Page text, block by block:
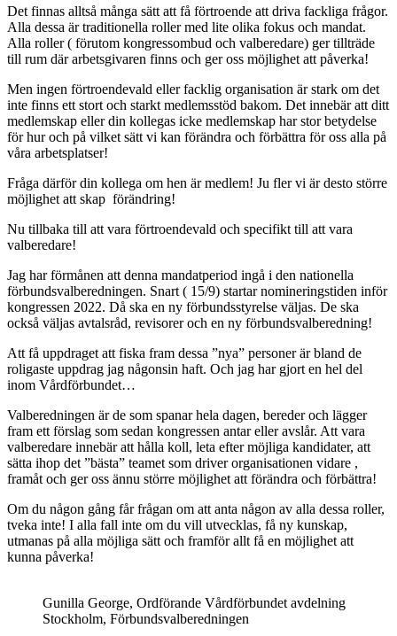
Det finnas alltså många sätt att få förtroende att driva fackliga frågor.
Alla dessa är traditionella roller med lite olika fokus och mandat.
Alla roller ( förutom kongressombud och valberedare) ger tillträde
till rum där arbetsgivaren finns och ger oss möjlighet att påverka!
Men ingen förtroendevald eller facklig organisation är stark om det
inte finns ett stort och starkt medlemsstöd bakom. Det innebär att ditt
medlemskap eller din kollegas icke medlemskap har stor betydelse
för hur och på vilket sätt vi kan förändra och förbättra för oss alla på
våra arbetsplatser!
Fråga därför din kollega om hen är medlem! Ju fler vi är desto större
möjlighet att skap förändring!
Nu tillbaka till att vara förtroendevald och specifikt till att vara
valberedare!
Jag har förmånen att denna mandatperiod ingå i den nationella
förbundsvalberedningen. Snart ( 15/9) startar nomineringstiden inför
kongressen 2022. Då ska en ny förbundsstyrelse väljas. De ska
också väljas avtalsråd, revisorer och en ny förbundsvalberedning!
Att få uppdraget att fiska fram dessa ”nya” personer är bland de
roligaste uppdrag jag någonsin haft. Och jag har gjort en hel del
inom Vårdförbundet…
Valberedningen är de som spanar hela dagen, bereder och lägger
fram ett förslag som sedan kongressen antar eller avslår. Att vara
valberedare innebär att hålla koll, leta efter möjliga kandidater, att
sätta ihop det ”bästa” teamet som driver organisationen vidare ,
framåt och ger oss ännu större möjlighet att förändra och förbättra!
Om du någon gång får frågan om att anta någon av alla dessa roller,
tveka inte! I alla fall inte om du vill utvecklas, få ny kunskap,
utmanas på alla möjliga sätt och framför allt få en möjlighet att
kunna påverka!
Gunilla George, Ordförande Vårdförbundet avdelning
Stockholm, Förbundsvalberedningen